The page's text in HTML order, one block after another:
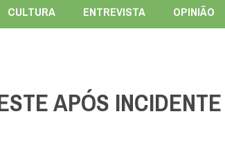
CULTURA ENTREVISTA OPINIÃO
APÓS INCIDENTE